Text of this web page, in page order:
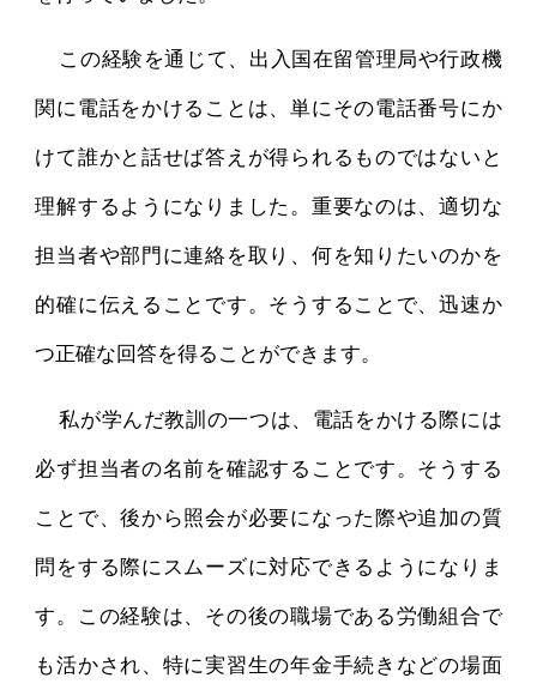
この経験を通じて、出入国在留管理局や行政機
関に電話をかけることは、単にその電話番号にか
けて誰かと話せば答えが得られるものではないと
理解するようになりました。重要なのは、適切な
担当者や部門に連絡を取り、何を知りたいのかを
的確に伝えることです。そうすることで、迅速か
つ正確な回答を得ることができます。
私が学んだ教訓の一つは、電話をかける際には
必ず担当者の名前を確認することです。そうする
ことで、後から照会が必要になった際や追加の質
問をする際にスムーズに対応できるようになりま
す。この経験は、その後の職場である労働組合で
も活かされ、特に実習生の年金手続きなどの場面